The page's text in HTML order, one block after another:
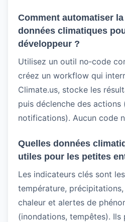
Comment automatiser
données climatiques
développeur ?
Utilisez un outil no‑code
créez un workflow qui
Climate.us, stocke les
puis déclenche des actions
notifications). Aucun code
Quelles données
utiles pour les petites
Les indicateurs clés sont
température,
chaleur et alertes de
(inondations, tempêtes).